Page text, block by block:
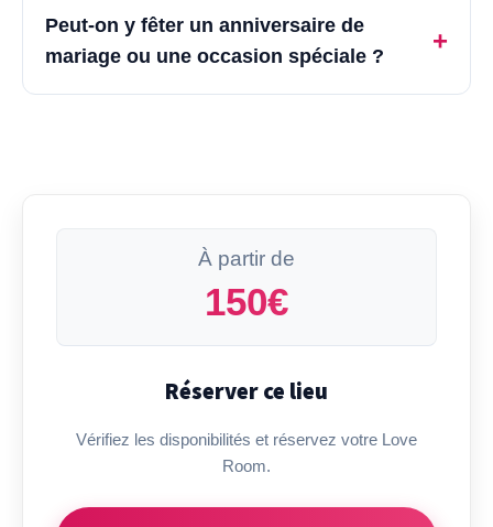
Peut-on y fêter un anniversaire de
mariage ou une occasion spéciale ?
+
À partir de
150€
Réserver ce lieu
Vérifiez les disponibilités et réservez votre Love
Room.